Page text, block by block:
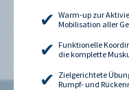
Warm-up zur
Mobilisation aller
Funktionelle
die komplette
Zielgerichtete
Rumpf- und